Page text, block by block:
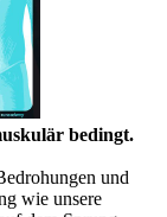
bedingt.
und
wie unsere